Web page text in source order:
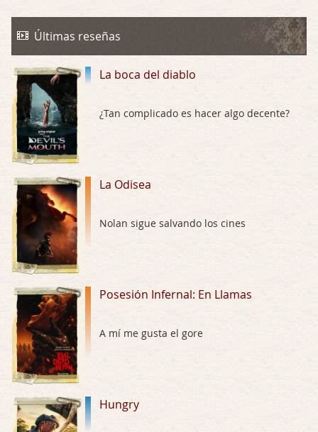
La Odisea
Por: Draghann
Trance
Por: Luar
Buena película, buen director y buenos ac …
El señor de las moscas
Por: Luar
Hungry
Por: Croc
Las 10 películas gore de Almas Oscuras
Por: JORDI CRUYFF
Possession
Por: Chupasangre
Mi opinión en su día. Su duracion me ha …
El eslabón podrido
Por: Luar
Últimas reseñas
La boca del diablo
¿Tan complicado es hacer algo decente?
La Odisea
Nolan sigue salvando los cines
Posesión Infernal: En Llamas
A mí me gusta el gore
Hungry